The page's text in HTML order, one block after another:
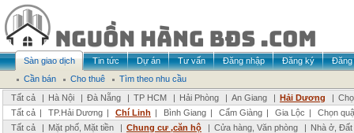
Sàn giao dịch Tin tức Dự án Tư vấn Đăng nhập Đăng ký
Đăng
Cần bán
Cho thuê
Tìm theo nhu cầu
Tất cả
| Hà Nội | Đà Nẵng | TP HCM | Hải Phòng | An Giang | Hải Dương |
Tất cả | TP.Hải Dương | Chí Linh | Bình Giang | Cẩm Giàng | Gia Lộc |
Chọn
Tất cả
| Mặt phố, Mặt tiền | Chung cư ,căn hộ | Cửa hàng, Văn phòng | Nhà ở,